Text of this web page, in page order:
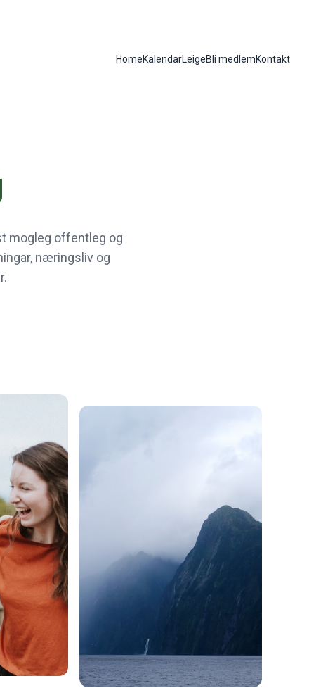
HomeKalendarLeigeBli medlemKontakt
mogleg offentleg og
næringsliv og